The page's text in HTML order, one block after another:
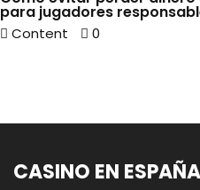
para jugadores
Content 0
CASINO EN ESPAÑA